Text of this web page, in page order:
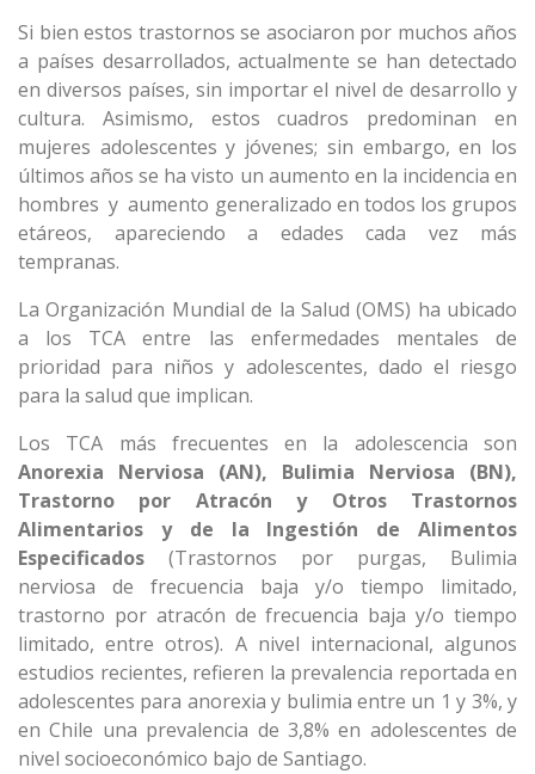
Si bien estos trastornos se asociaron por muchos años
a países desarrollados, actualmente se han detectado
en diversos países, sin importar el nivel de desarrollo y
cultura. Asimismo, estos cuadros predominan en
mujeres adolescentes y jóvenes; sin embargo, en los
últimos años se ha visto un aumento en la incidencia en
hombres y aumento generalizado en todos los grupos
etáreos, apareciendo a edades cada vez más
tempranas.
La Organización Mundial de la Salud (OMS) ha ubicado
a los TCA entre las enfermedades mentales de
prioridad para niños y adolescentes, dado el riesgo
para la salud que implican.
Los TCA más frecuentes en la adolescencia son
Anorexia Nerviosa (AN), Bulimia Nerviosa (BN),
Trastorno por Atracón y Otros Trastornos
Alimentarios y de la Ingestión de Alimentos
Especificados (Trastornos por purgas, Bulimia
nerviosa de frecuencia baja y/o tiempo limitado,
trastorno por atracón de frecuencia baja y/o tiempo
limitado, entre otros). A nivel internacional, algunos
estudios recientes, refieren la prevalencia reportada en
adolescentes para anorexia y bulimia entre un 1 y 3%, y
en Chile una prevalencia de 3,8% en adolescentes de
nivel socioeconómico bajo de Santiago.